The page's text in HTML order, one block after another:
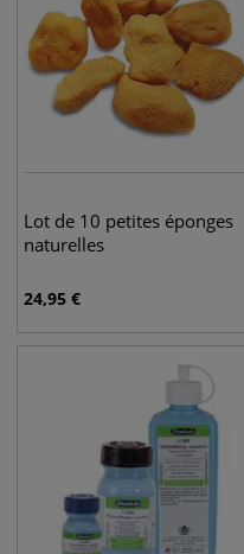
Lot de 10 petites éponges
naturelles
24,95 €